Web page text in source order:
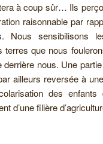
à coup sûr… Ils
raisonnable par
Nous sensibilisons
terres que nous
derrière nous. Une
ailleurs reversée à
des enfants
d’une filière